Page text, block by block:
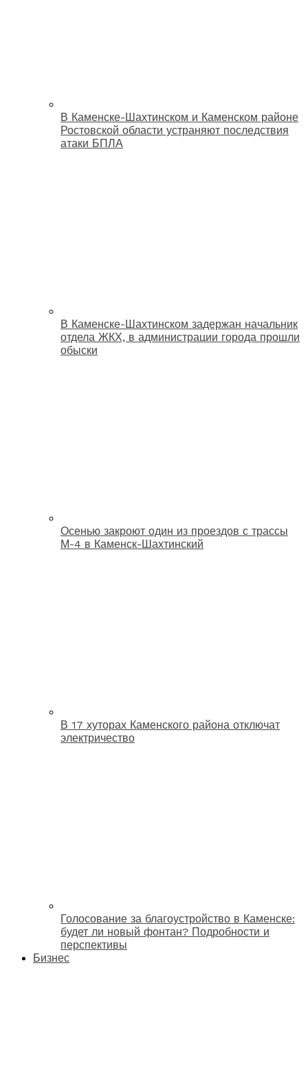
В Каменске-Шахтинском и Каменском районе
Ростовской области устраняют последствия
атаки БПЛА
В Каменске-Шахтинском задержан начальник
отдела ЖКХ, в администрации города прошли
обыски
Осенью закроют один из проездов с трассы
М-4 в Каменск-Шахтинский
В 17 хуторах Каменского района отключат
электричество
Голосование за благоустройство в Каменске:
будет ли новый фонтан? Подробности и
перспективы
Бизнес